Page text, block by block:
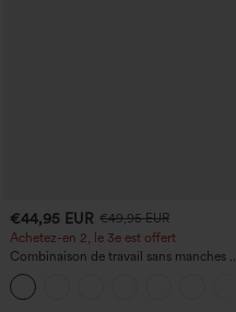
€44,95 EUR €49,95 EUR
Achetez-en 2, le 3e est offert
Combinaison de travail sans manches à
encolure bateau, côtés noués, toucher
frais, rayée, avec poches — Édition Easy
Peezy